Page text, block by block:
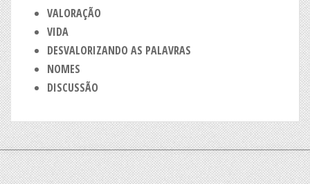
VALORAÇÃO
VIDA
DESVALORIZANDO AS PALAVRAS
NOMES
DISCUSSÃO